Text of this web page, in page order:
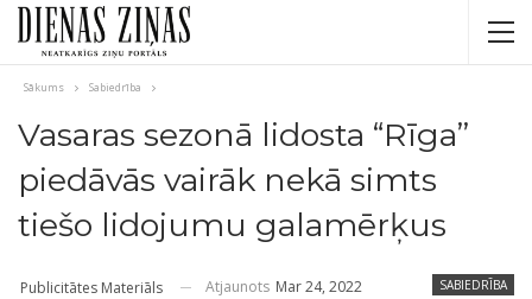
Sākums Sabiedrība
Vasaras sezonā lidosta “Rīga”
piedāvās vairāk nekā simts
tiešo lidojumu galamērķus
SABIEDRĪBA
Publicitātes Materiāls Atjaunots Mar 24, 2022